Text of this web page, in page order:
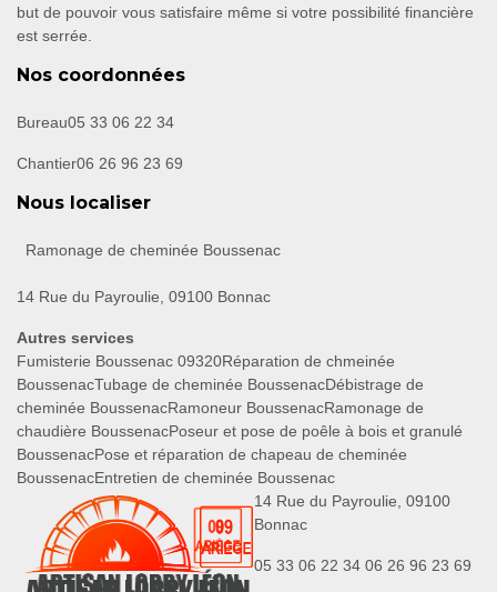
but de pouvoir vous satisfaire même si votre possibilité financière
est serrée.
Nos coordonnées
Bureau05 33 06 22 34
Chantier06 26 96 23 69
Nous localiser
Ramonage de cheminée Boussenac
14 Rue du Payroulie, 09100 Bonnac
Autres services
Fumisterie Boussenac 09320Réparation de chmeinée
BoussenacTubage de cheminée BoussenacDébistrage de
cheminée BoussenacRamoneur BoussenacRamonage de
chaudière BoussenacPoseur et pose de poêle à bois et granulé
BoussenacPose et réparation de chapeau de cheminée
BoussenacEntretien de cheminée Boussenac
14 Rue du Payroulie, 09100
Bonnac
05 33 06 22 34 06 26 96 23 69